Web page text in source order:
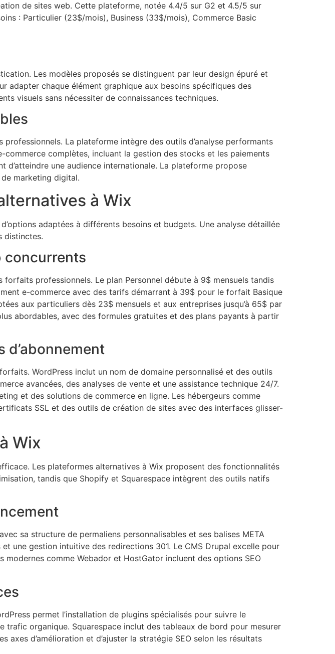
de sites web. Cette plateforme, notée 4.4/5 sur G2 et 4.5/5 sur
: Particulier (23$/mois), Business (33$/mois), Commerce Basic
Les modèles proposés se distinguent par leur design épuré et
adapter chaque élément graphique aux besoins spécifiques des
visuels sans nécessiter de connaissances techniques.
La plateforme intègre des outils d’analyse performants
complètes, incluant la gestion des stocks et les paiements
d’atteindre une audience internationale. La plateforme propose
marketing digital.
à Wix
adaptées à différents besoins et budgets. Une analyse détaillée
distinctes.
concurrents
professionnels. Le plan Personnel débute à 9$ mensuels tandis
e-commerce avec des tarifs démarrant à 39$ pour le forfait Basique
aux particuliers dès 23$ mensuels et aux entreprises jusqu’à 65$ par
abordables, avec des formules gratuites et des plans payants à partir
d’abonnement
WordPress inclut un nom de domaine personnalisé et des outils
avancées, des analyses de vente et une assistance technique 24/7.
et des solutions de commerce en ligne. Les hébergeurs comme
SSL et des outils de création de sites avec des interfaces glisser-
Wix
Les plateformes alternatives à Wix proposent des fonctionnalités
tandis que Shopify et Squarespace intègrent des outils natifs
sa structure de permaliens personnalisables et ses balises META
une gestion intuitive des redirections 301. Le CMS Drupal excelle pour
comme Webador et HostGator incluent des options SEO
permet l’installation de plugins spécialisés pour suivre le
organique. Squarespace inclut des tableaux de bord pour mesurer
d’amélioration et d’ajuster la stratégie SEO selon les résultats